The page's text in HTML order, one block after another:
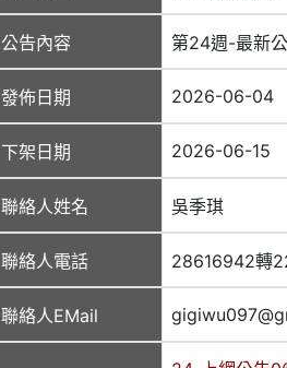
公告內容 第24週-最新
發佈日期 2026-06-04
下架日期 2026-06-15
聯絡人姓名 吳季琪
聯絡人電話 28616942轉
聯絡人EMail